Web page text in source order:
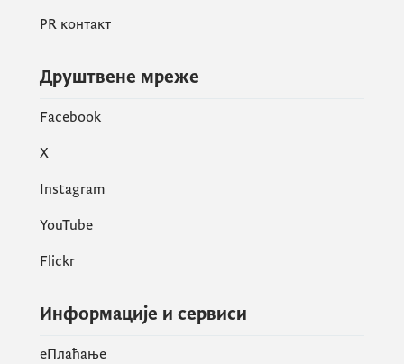
PR контакт
Друштвене мреже
Facebook
X
Instagram
YouTube
Flickr
Информације и сервиси
eПлаћање